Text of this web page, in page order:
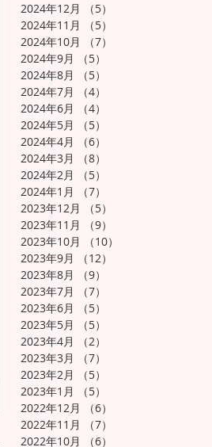
2024年12月
（5）
2024年11月
（5）
2024年10月
（7）
2024年9月
（5）
2024年8月
（5）
2024年7月
（4）
2024年6月
（4）
2024年5月
（5）
2024年4月
（6）
2024年3月
（8）
2024年2月
（5）
2024年1月
（7）
2023年12月
（5）
2023年11月
（9）
2023年10月
（10）
2023年9月
（12）
2023年8月
（9）
2023年7月
（7）
2023年6月
（5）
2023年5月
（5）
2023年4月
（2）
2023年3月
（7）
2023年2月
（5）
2023年1月
（5）
2022年12月
（6）
2022年11月
（7）
2022年10月
（6）